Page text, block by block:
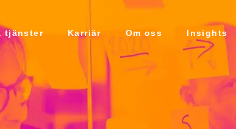
tjänster Karriär Om oss Insights